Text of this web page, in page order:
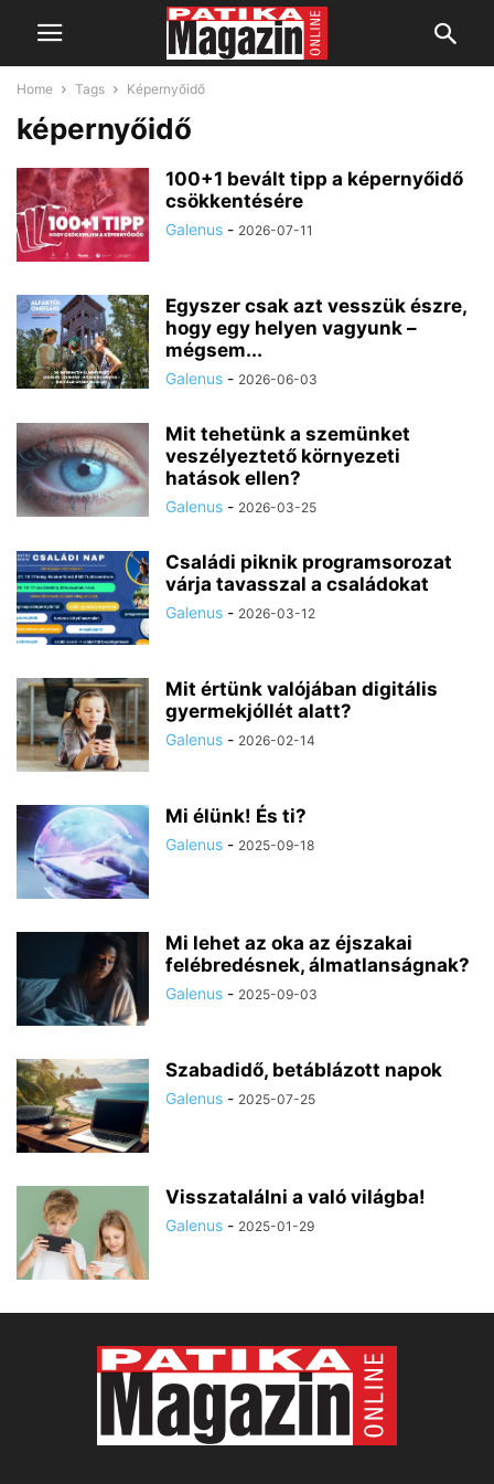
Home Tags Képernyőidő
képernyőidő
100+1 bevált tipp a képernyőidő
csökkentésére
Galenus - 2026-07-11
Egyszer csak azt vesszük észre,
hogy egy helyen vagyunk –
mégsem...
Galenus - 2026-06-03
Mit tehetünk a szemünket
veszélyeztető környezeti
hatások ellen?
Galenus - 2026-03-25
Családi piknik programsorozat
várja tavasszal a családokat
Galenus - 2026-03-12
Mit értünk valójában digitális
gyermekjóllét alatt?
Galenus - 2026-02-14
Mi élünk! És ti?
Galenus - 2025-09-18
Mi lehet az oka az éjszakai
felébredésnek, álmatlanságnak?
Galenus - 2025-09-03
Szabadidő, betáblázott napok
Galenus - 2025-07-25
Visszatalálni a való világba!
Galenus - 2025-01-29